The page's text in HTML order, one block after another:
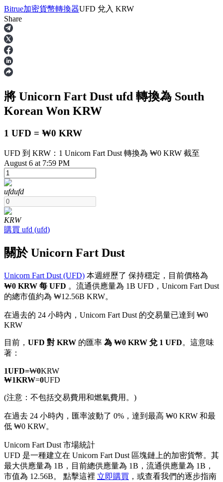
合約
USDT永續
多種以USDT結算的永續合約
幣本位永續
以數字貨幣為保證金的永續合約
TradFi
USDC永續
多種以USDC結算的永續合約
Bitrue加密貨幣轉換器UFD 兌入 KRW
Share
將 Unicorn Fart Dust ufd 轉換為 South
Korean Won KRW
1 UFD = ₩0 KRW
UFD 到 KRW：1 Unicorn Fart Dust 轉換為 ₩0 KRW 截至
August 6 at 7:59 PM
ufdufd
KRW
購買 ufd (ufd)
關於 Unicorn Fart Dust
Unicorn Fart Dust (UFD) 本週經歷了 保持穩定，目前價格為
₩0 KRW 每 UFD 。流通供應量為 1B UFD，Unicorn Fart Dust
的總市值約為 ₩12.56B KRW。
在過去的 24 小時內，Unicorn Fart Dust 的交易量已達到 ₩0
KRW
目前， UFD 對 KRW 的匯率 為 ₩0 KRW 兌 1 UFD。這意味
著：
1UFD=₩0KRW
₩1KRW=0UFD
(注意：不包括交易費用和燃氣費用。)
在過去 24 小時內，匯率波動了 0%，達到最高 ₩0 KRW 和最
低 ₩0 KRW。
Unicorn Fart Dust 市場統計
UFD 是一種建立在 Unicorn Fart Dust 區塊鏈上的加密貨幣。其
最大供應量為 1B，目前總供應量為 1B，流通供應量為 1B，
市值為 12.56B。 點擊這裡 立即購買 ，或查看我們的逐步指南